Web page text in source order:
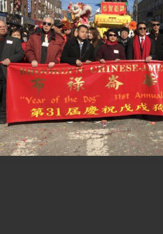
堅定走向世界 賴總統抵
訪問
總統與五院院長新春茶
國家邁出合作第一步
總統農曆春節談話
台美貿易協議完成簽署
性突破 總統強調將以3
升級 籲請立院全力支持
臺美簽署「對等貿易協
疊加 我輸美2072項產品
總統接受「法新社」（
外交部長林佳龍於《外